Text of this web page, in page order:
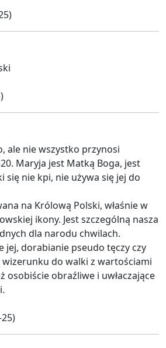
ale nie wszystko przynosi
Maryja jest Matką Boga, jest
się nie kpi, nie używa się jej do
na Królową Polski, właśnie w
ikony. Jest szczególną nasza
dla narodu chwilach.
jej, dorabianie pseudo tęczy czy
wizerunku do walki z wartościami
osobiście obraźliwe i uwłaczające